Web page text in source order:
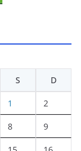
S D
1 2
8 9